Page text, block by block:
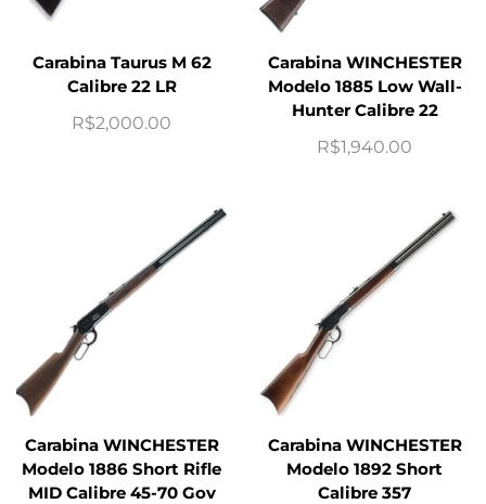
Carabina Taurus M 62
Calibre 22 LR
R$2,000.00
Carabina WINCHESTER
Modelo 1885 Low Wall-
Hunter Calibre 22
R$1,940.00
Carabina WINCHESTER
Modelo 1886 Short Rifle
MID Calibre 45-70 Gov
Carabina WINCHESTER
Modelo 1892 Short
Calibre 357